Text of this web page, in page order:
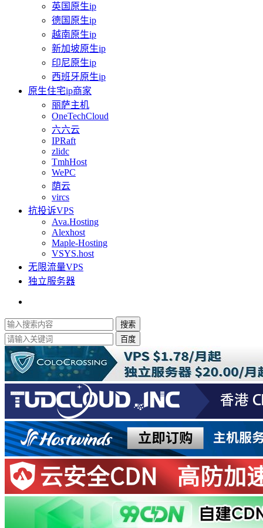
英国原生ip
德国原生ip
越南原生ip
新加坡原生ip
印尼原生ip
西班牙原生ip
原生住宅ip商家
丽萨主机
OneTechCloud
六六云
IPRaft
zlidc
TmhHost
WePC
荫云
vircs
抗投诉VPS
Ava.Hosting
Alexhost
Maple-Hosting
VSYS.host
无限流量VPS
独立服务器